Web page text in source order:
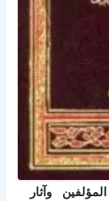
وآثار